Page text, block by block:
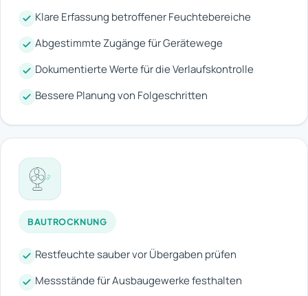
Klare Erfassung betroffener Feuchtebereiche
Abgestimmte Zugänge für Gerätewege
Dokumentierte Werte für die Verlaufskontrolle
Bessere Planung von Folgeschritten
BAUTROCKNUNG
Restfeuchte sauber vor Übergaben prüfen
Messstände für Ausbaugewerke festhalten